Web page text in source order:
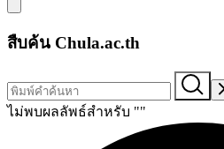
สืบค้น Chula.ac.th
ไม่พบผลลัพธ์สำหรับ ""